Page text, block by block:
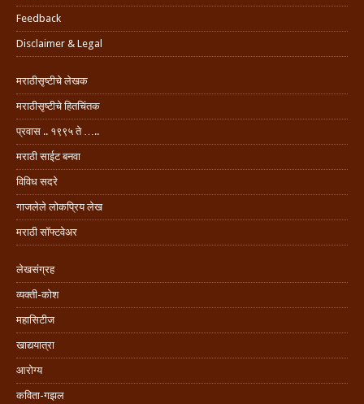
Feedback
Disclaimer & Legal
मराठीसृष्टीचे लेखक
मराठीसृष्टीचे हितचिंतक
प्रवास .. १९९५ ते …..
मराठी साईट बनवा
विविध सदरे
गाजलेले लोकप्रिय लेख
मराठी सॉफ्टवेअर
लेखसंग्रह
व्यक्ती-कोश
महासिटीज
खाद्ययात्रा
आरोग्य
कविता-गझल